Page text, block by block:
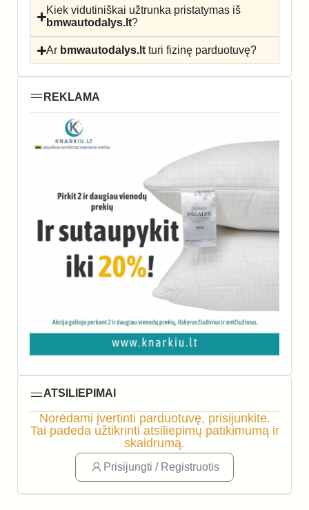
Kiek vidutiniškai užtrunka pristatymas iš
bmwautodalys.lt?
Ar bmwautodalys.lt turi fizinę parduotuvę?
REKLAMA
ATSILIEPIMAI
Norėdami įvertinti parduotuvę, prisijunkite.
Tai padeda užtikrinti atsiliepimų patikimumą ir
skaidrumą.
Prisijungti / Registruotis